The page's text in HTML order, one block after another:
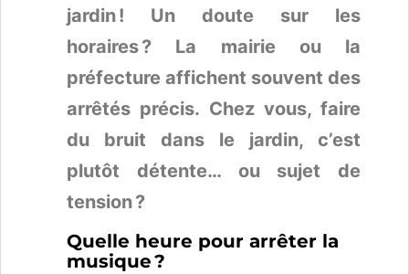
jardin ! Un doute sur les
horaires ? La mairie ou la
préfecture affichent souvent des
arrêtés précis. Chez vous, faire
du bruit dans le jardin, c’est
plutôt détente… ou sujet de
tension ?
Quelle heure pour arrêter la
musique ?